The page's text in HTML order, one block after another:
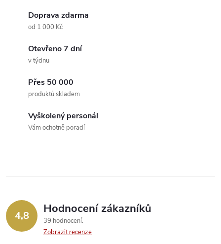
ý
p
Doprava zdarma
od 1 000 Kč
Otevřeno 7 dní
v týdnu
Přes 50 000
produktů skladem
Vyškolený personál
Vám ochotně poradí
4,8 Hodnocení zákazníků
39 hodnocení
Zobrazit recenze